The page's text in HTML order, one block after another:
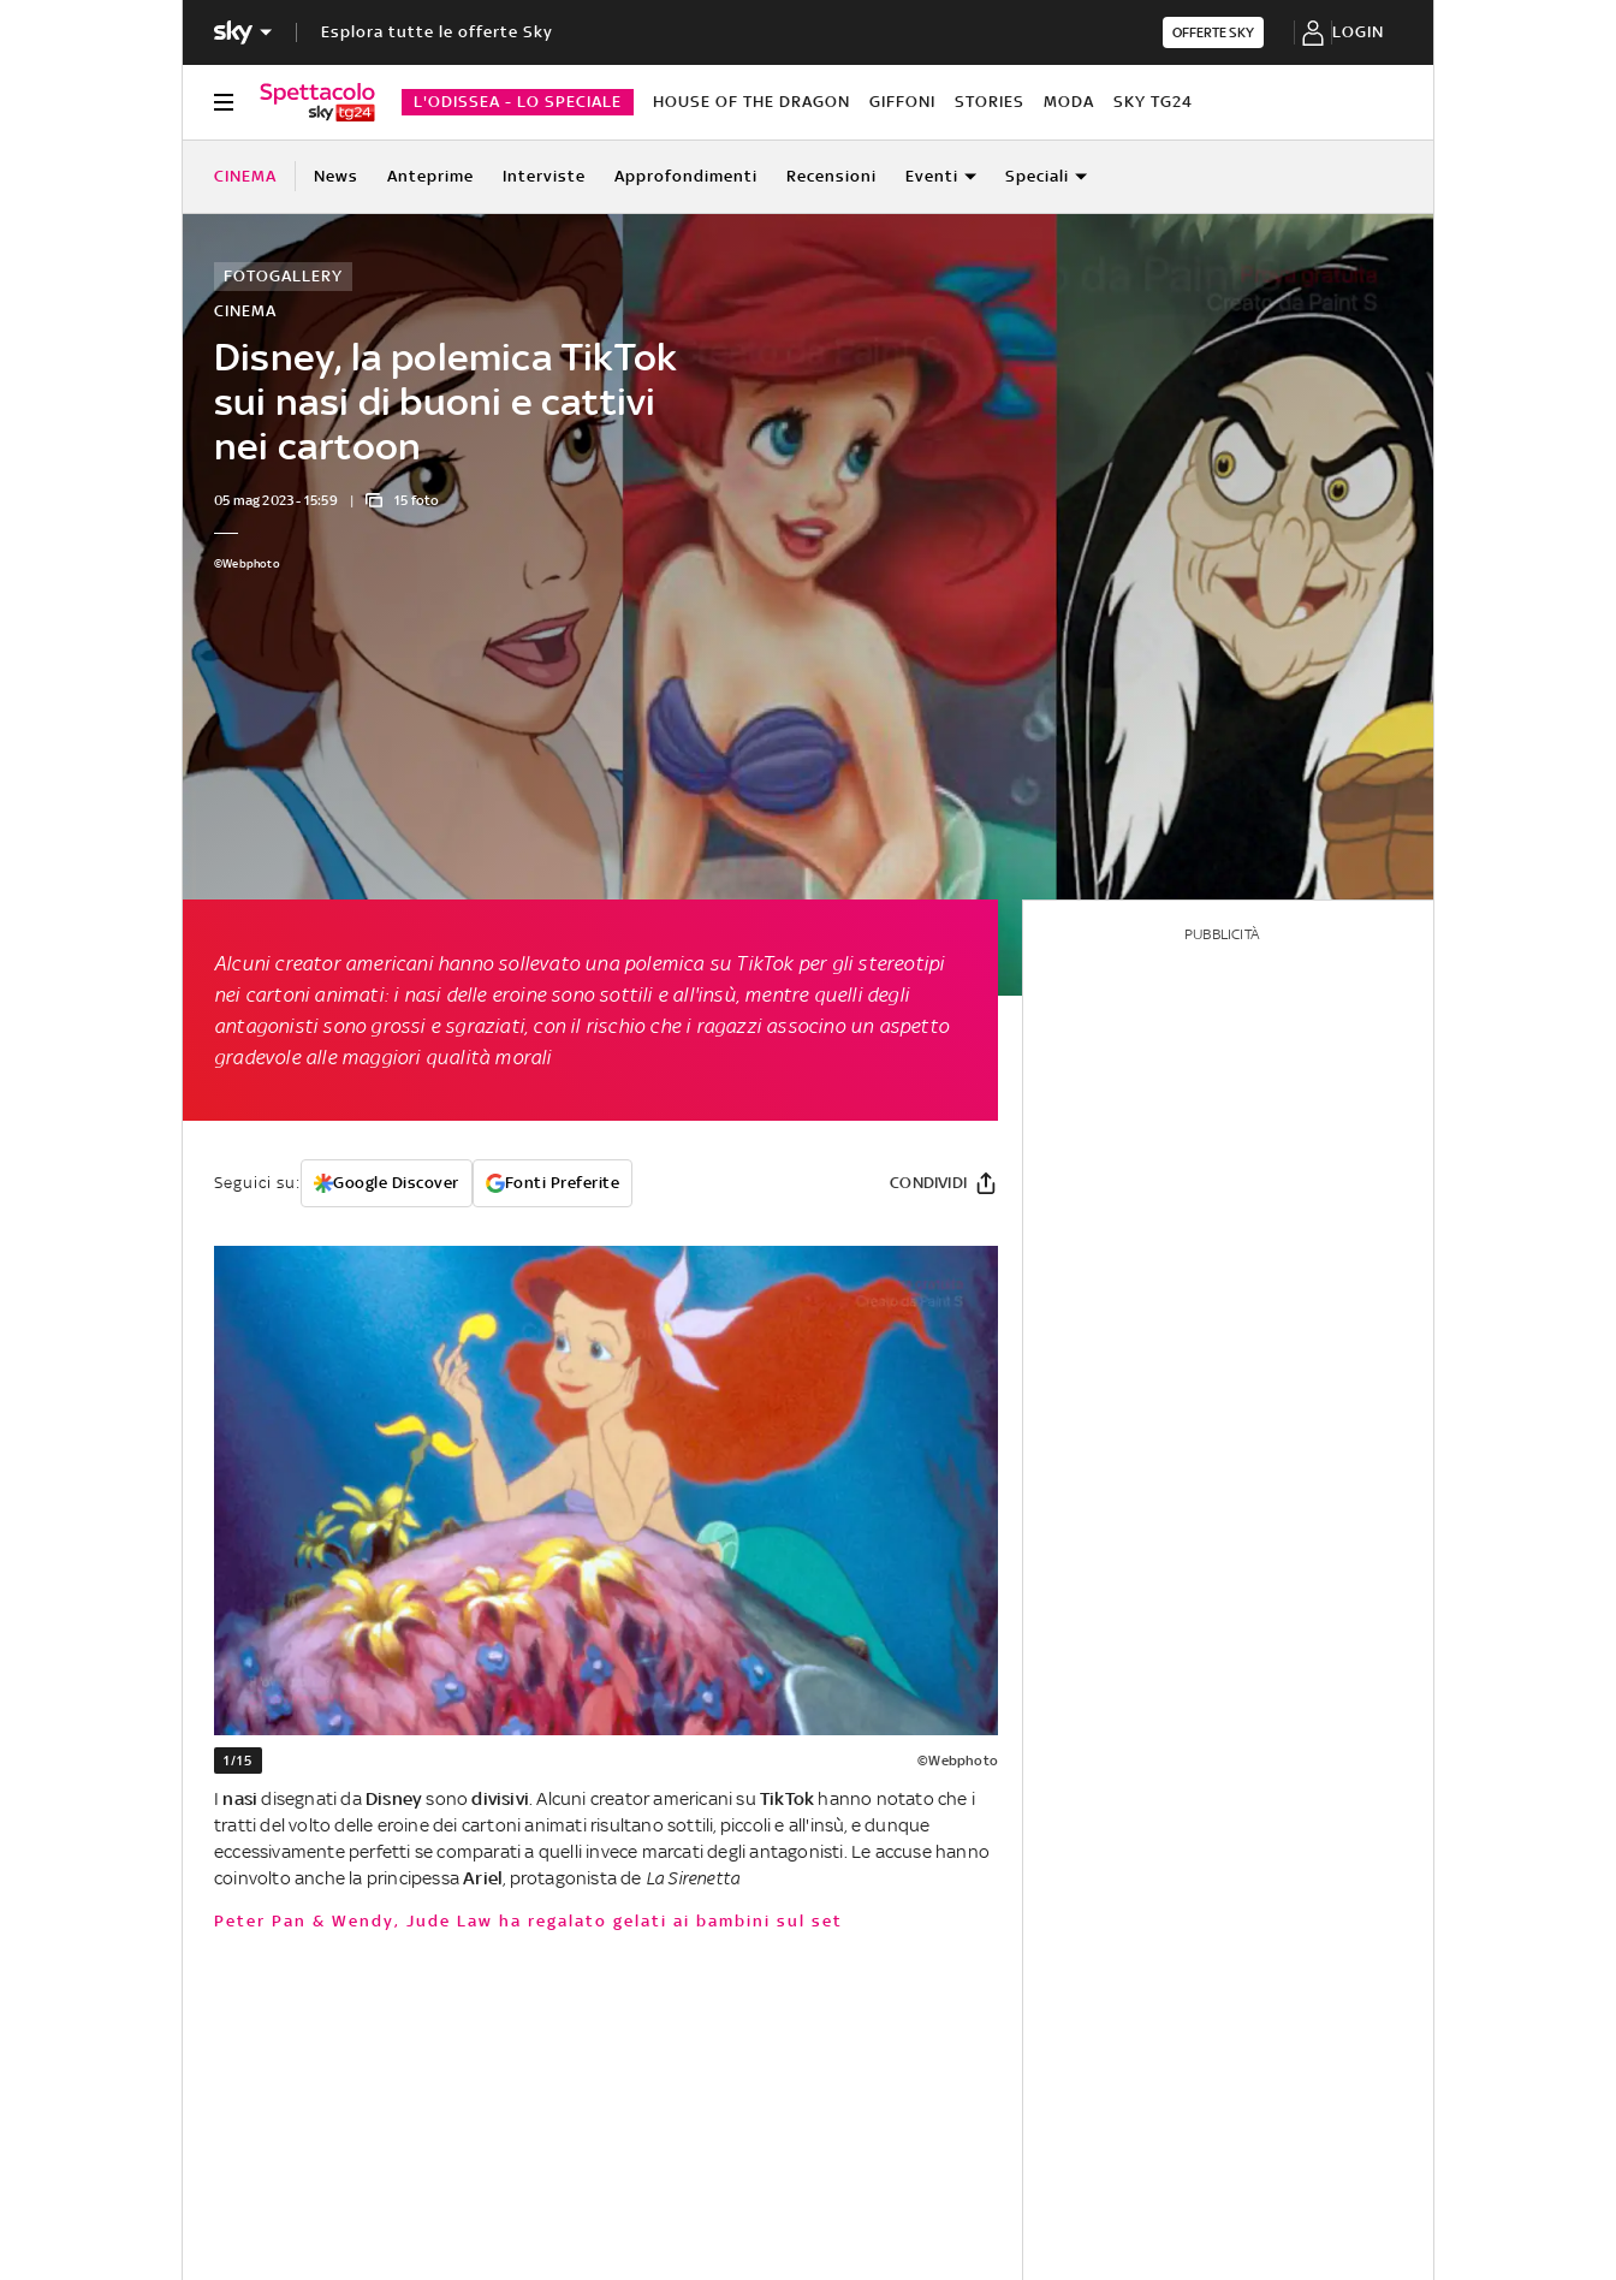
Esplora tutte le offerte Sky OFFERTE SKY LOGIN
L'ODISSEA - LO SPECIALE HOUSE OF THE DRAGON GIFFONI STORIES MODA SKY TG24
CINEMA News Anteprime Interviste Approfondimenti Recensioni Eventi Speciali
Disney, la polemica TikTok
sui nasi di buoni e cattivi
nei cartoon
CINEMA
FOTOGALLERY
05 mag 2023 - 15:59 15 foto
©Webphoto
Alcuni creator americani hanno sollevato una polemica su TikTok per gli stereotipi
nei cartoni animati: i nasi delle eroine sono sottili e all'insù, mentre quelli degli
antagonisti sono grossi e sgraziati, con il rischio che i ragazzi associno un aspetto
gradevole alle maggiori qualità morali
Seguici su: Google Discover Fonti Preferite CONDIVIDI
1/15 ©Webphoto
I nasi disegnati da Disneysonodivisivi . Alcuni creator americani suTikTok hanno notato che i
tratti del volto delle eroine dei cartoni animati risultano sottili, piccoli e all'insù, e dunque
eccessivamente perfetti se comparati a quelli invece marcati degli antagonisti. Le accuse hanno
coinvolto anche la principessaAriel , protagonista de La Sirenetta
Peter Pan & Wendy, Jude Law ha regalato gelati ai bambini sul set
PUBBLICITÀ